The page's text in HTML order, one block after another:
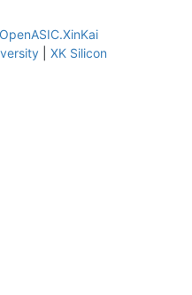
OpenASIC.XinKai
| XK Silicon